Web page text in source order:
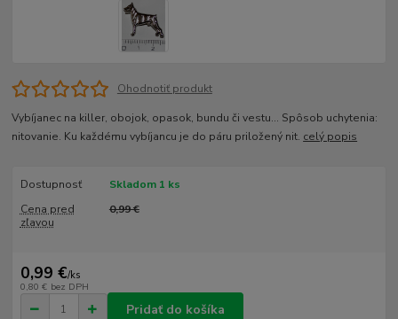
Ohodnotiť produkt
Vybíjanec na killer, obojok, opasok, bundu či vestu... Spôsob uchytenia:
nitovanie. Ku každému vybíjancu je do páru priložený nit. celý popis
Dostupnosť
Skladom 1 ks
Cena pred
zľavou
0,99 €
0,99 €/ks
0,80 € bez DPH
Pridať do košíka